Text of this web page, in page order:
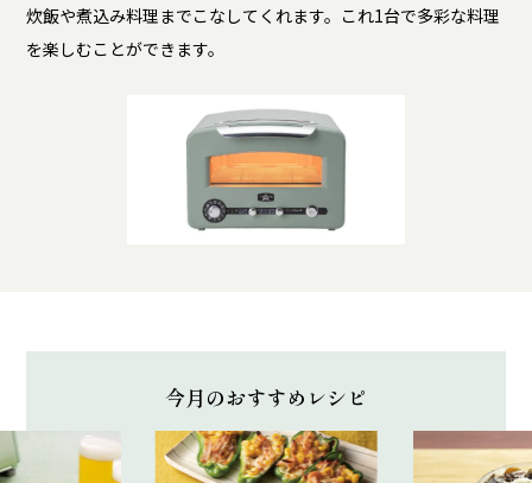
炊飯や煮込み料理までこなしてくれます。これ1台で多彩な料理
を楽しむことができます。
今月のおすすめレシピ